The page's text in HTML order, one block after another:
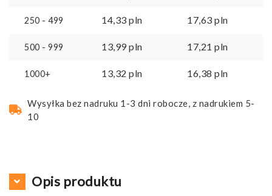
250 - 499 14,33 pln 17,63 pln
500 - 999 13,99pln 17,21 pln
1000+ 13,32 pln 16,38 pln
Wysyłka bez nadruku 1-3 dni robocze, z nadrukiem 5-
10
Opis produktu